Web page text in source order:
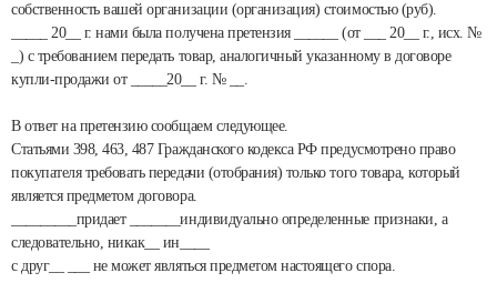
собственность вашей организации (организация) стоимостью (руб).
_____ 20__ г. нами была получена претензия ______ (от ___ 20__ г., исх. №
_) с требованием передать товар, аналогичный указанному в договоре
купли-продажи от _____20__ г. № __.
В ответ на претензию сообщаем следующее.
Статьями 398, 463, 487 Гражданского кодекса РФ предусмотрено право
покупателя требовать передачи (отобрания) только того товара, который
является предметом договора.
_________придает _______индивидуально определенные признаки, а
следовательно, никак__ ин____
с друг__ ___ не может являться предметом настоящего спора.